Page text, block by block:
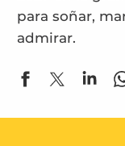
para soñar,
admirar.